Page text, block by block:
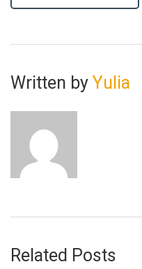
Written by Yulia
Related Posts